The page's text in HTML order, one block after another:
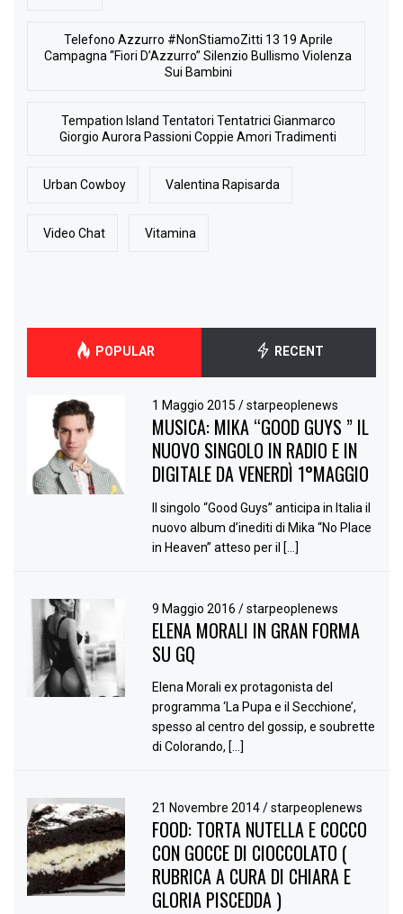
Telefono Azzurro #NonStiamoZitti 13 19 Aprile
Campagna “Fiori D’Azzurro” Silenzio Bullismo Violenza
Sui Bambini
Tempation Island Tentatori Tentatrici Gianmarco
Giorgio Aurora Passioni Coppie Amori Tradimenti
Urban Cowboy Valentina Rapisarda
Video Chat Vitamina
POPULAR RECENT
1 Maggio 2015/ starpeoplenews
MUSICA: MIKA “GOOD GUYS ” IL
NUOVO SINGOLO IN RADIO E IN
DIGITALE DA VENERDÌ 1°MAGGIO
Il singolo “Good Guys” anticipa in Italia il
nuovo album d’inediti di Mika “No Place
in Heaven” atteso per il […]
9 Maggio 2016/ starpeoplenews
ELENA MORALI IN GRAN FORMA
SU GQ
Elena Morali ex protagonista del
programma ‘La Pupa e il Secchione’,
spesso al centro del gossip, e soubrette
di Colorando, […]
21 Novembre 2014/ starpeoplenews
FOOD: TORTA NUTELLA E COCCO
CON GOCCE DI CIOCCOLATO (
RUBRICA A CURA DI CHIARA E
GLORIA PISCEDDA )